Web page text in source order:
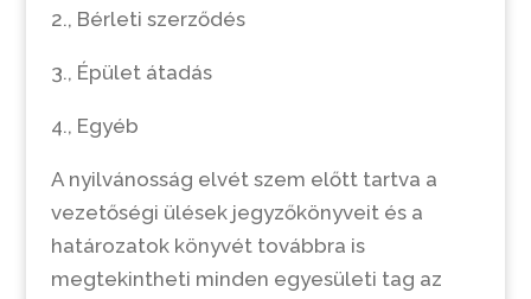
2., Bérleti szerződés
3., Épület átadás
4., Egyéb
A nyilvánosság elvét szem előtt tartva a
vezetőségi ülések jegyzőkönyveit és a
határozatok könyvét továbbra is
megtekintheti minden egyesületi tag az